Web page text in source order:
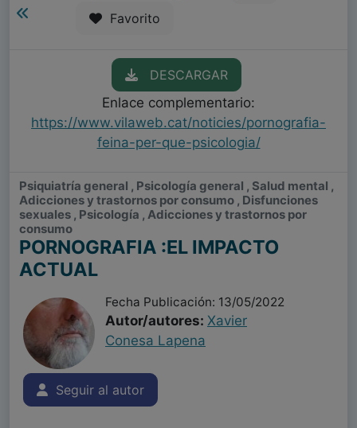
Favorito
DESCARGAR
Enlace complementario:
https://www.vilaweb.cat/noticies/pornografia-
feina-per-que-psicologia/
Psiquiatría general , Psicología general , Salud mental ,
Adicciones y trastornos por consumo , Disfunciones
sexuales , Psicología , Adicciones y trastornos por
consumo
PORNOGRAFIA :EL IMPACTO
ACTUAL
Fecha Publicación: 13/05/2022
Autor/autores: Xavier
Conesa Lapena
Seguir al autor